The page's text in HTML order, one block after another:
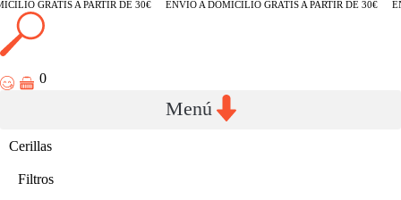
GRATIS A PARTIR DE 30€ ENVÍO A DOMICILIO GRATIS A PARTIR DE 30€
0
Cerillas
Filtros